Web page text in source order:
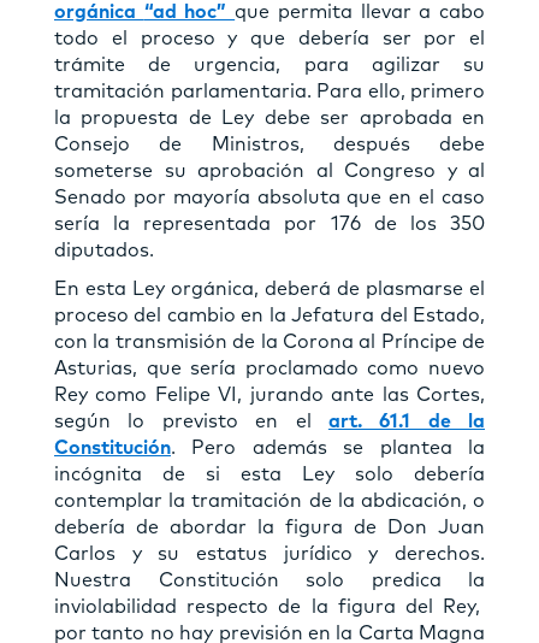
orgánica “ad hoc”que permita llevar a cabo
todo el proceso y que debería ser por el
trámite de urgencia, para agilizar su
tramitación parlamentaria. Para ello, primero
la propuesta de Ley debe ser aprobada en
Consejo de Ministros, después debe
someterse su aprobación al Congreso y al
Senado por mayoría absoluta que en el caso
sería la representada por 176 de los 350
diputados.
En esta Ley orgánica, deberá de plasmarse el
proceso del cambio en la Jefatura del Estado,
con la transmisión de la Corona al Príncipe de
Asturias, que sería proclamado como nuevo
Rey como Felipe VI, jurando ante las Cortes,
según lo previsto en el art. 61.1 de la
Constitución. Pero además se plantea la
incógnita de si esta Ley solo debería
contemplar la tramitación de la abdicación, o
debería de abordar la figura de Don Juan
Carlos y su estatus jurídico y derechos.
Nuestra Constitución solo predica la
inviolabilidad respecto de la figura del Rey,
por tanto no hay previsión en la Carta Magna